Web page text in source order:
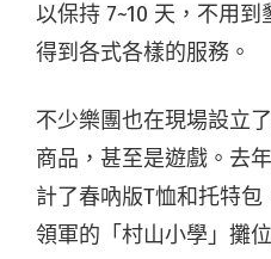
以保持 7~10 天，不用
得到各式各樣的服務。
不少樂團也在現場設立
商品，甚至是遊戲。去
計了春吶版T恤和托特
領軍的「村山小學」攤